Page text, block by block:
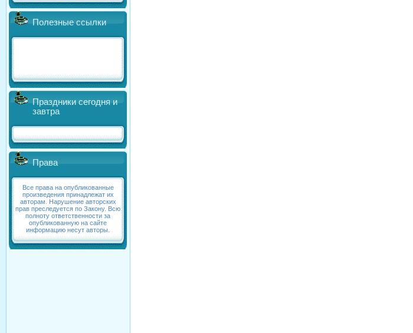
Полезные ссылки
Праздники сегодня и
завтра
Права
Все права на опубликованные
произведения принадлежат их
авторам. Нарушение авторских
прав преследуется по Закону. Всю
полноту ответственности за
опубликованную на сайте
информацию несут авторы.